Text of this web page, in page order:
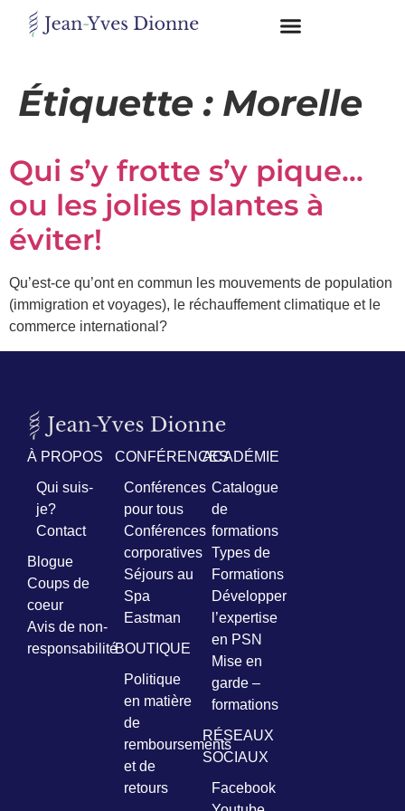
Étiquette : Morelle
Qui s’y frotte s’y pique…
ou les jolies plantes à
éviter!
Qu’est-ce qu’ont en commun les mouvements de population
(immigration et voyages), le réchauffement climatique et le
commerce international?
À PROPOS
Qui suis-
je?
Contact
Blogue
Coups de
coeur
Avis de non-
responsabilité
CONFÉRENCES
Conférences
pour tous
Conférences
corporatives
Séjours au
Spa
Eastman
BOUTIQUE
Politique
en matière
de
remboursements
et de
retours
ACADÉMIE
Catalogue
de
formations
Types de
Formations
Développer
l’expertise
en PSN
Mise en
garde –
formations
RÉSEAUX
SOCIAUX
Facebook
en
contact
Obtenez
gratuitement
mon
"BONS
MAUVAIS
GRAS"
en
vous
incrivant
Prénom
*
Courriel
*
Vous
pourrez
vous
désabonner
tout